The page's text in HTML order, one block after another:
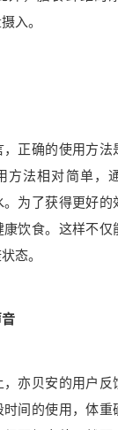
入。
正确的使用方法
方法相对简单，
。为了获得更好的
饮食。这样不仅
态。
亦贝安的用户反
间的使用，体重